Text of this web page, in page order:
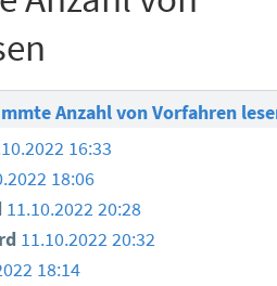
Anzahl von Vorfahren
16:33
18:06
11.10.2022 20:28
11.10.2022 20:32
18:14